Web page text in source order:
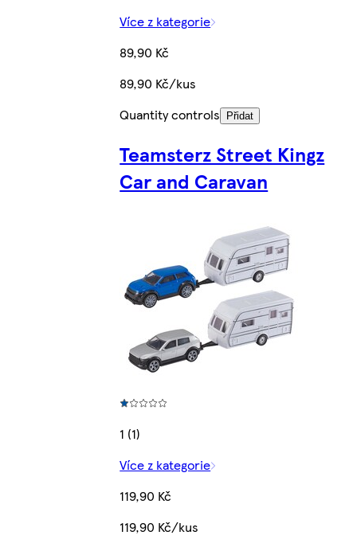
Více z kategorie
89,90 Kč
89,90 Kč/kus
Quantity controls
Přidat
Teamsterz Street Kingz
Car and Caravan
1 (1)
Více z kategorie
119,90 Kč
119,90 Kč/kus